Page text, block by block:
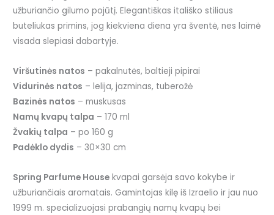
užburiančio gilumo pojūtį. Elegantiškas itališko stiliaus
buteliukas primins, jog kiekviena diena yra šventė, nes laimė
visada slepiasi dabartyje.
Viršutinės natos – pakalnutės, baltieji pipirai
Vidurinės natos – lelija, jazminas, tuberožė
Bazinės natos – muskusas
Namų kvapų talpa – 170 ml
Žvakių talpa – po 160 g
Padėklo dydis – 30×30 cm
Spring Parfume House kvapai garsėja savo kokybe ir
užburiančiais aromatais. Gamintojas kilę iš Izraelio ir jau nuo
1999 m. specializuojasi prabangių namų kvapų bei